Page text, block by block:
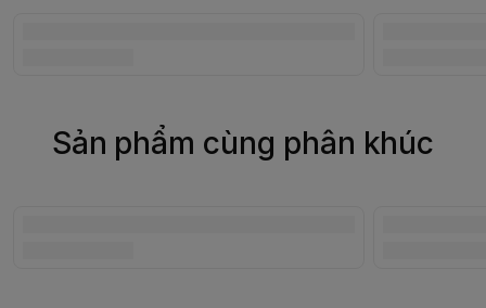
Sản phẩm cùng phân khúc